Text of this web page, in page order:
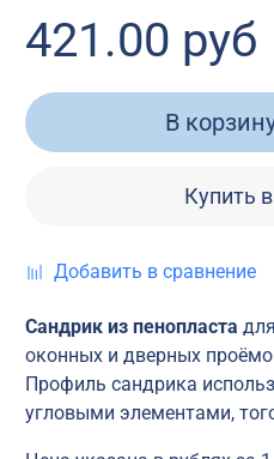
421.00 руб
В
Купить
Добавить в сравнение
Сандрик из пенопласта
оконных и дверных
Профиль сандрика
угловыми элементами,